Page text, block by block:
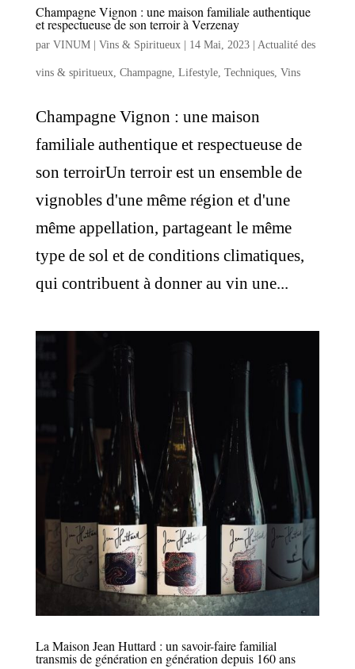
Champagne Vignon : une maison familiale authentique
et respectueuse de son terroir à Verzenay
par VINUM | Vins & Spiritueux| 14 Mai, 2023| Actualité des
vins & spiritueux, Champagne, Lifestyle, Techniques, Vins
Champagne Vignon : une maison
familiale authentique et respectueuse de
son terroirUn terroir est un ensemble de
vignobles d'une même région et d'une
même appellation, partageant le même
type de sol et de conditions climatiques,
qui contribuent à donner au vin une...
La Maison Jean Huttard : un savoir-faire familial
transmis de génération en génération depuis 160 ans